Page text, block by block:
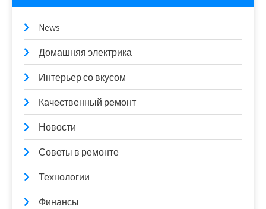
News
Домашняя электрика
Интерьер со вкусом
Качественный ремонт
Новости
Советы в ремонте
Технологии
Финансы